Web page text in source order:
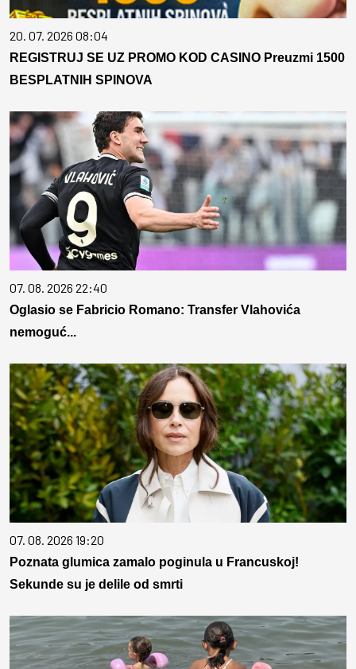
20. 07. 2026 08:04
REGISTRUJ SE UZ PROMO KOD CASINO Preuzmi 1500
BESPLATNIH SPINOVA
07. 08. 2026 22:40
Oglasio se Fabricio Romano: Transfer Vlahovića
nemoguć...
07. 08. 2026 19:20
Poznata glumica zamalo poginula u Francuskoj!
Sekunde su je delile od smrti